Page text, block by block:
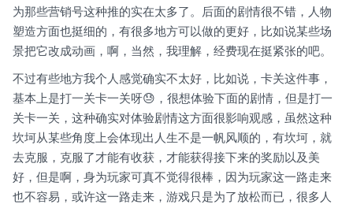
为那些营销号这种推的实在太多了。后面的剧情很不错，人物
塑造方面也挺细的，有很多地方可以做的更好，比如说某些场
景把它改成动画，啊，当然，我理解，经费现在挺紧张的吧。
不过有些地方我个人感觉确实不太好，比如说，卡关这件事，
基本上是打一关卡一关呀😓，很想体验下面的剧情，但是打一
关卡一关，这种确实对体验剧情这方面很影响观感，虽然这种
坎坷从某些角度上会体现出人生不是一帆风顺的，有坎坷，就
去克服，克服了才能有收获，才能获得接下来的奖励以及美
好，但是啊，身为玩家可真不觉得很棒，因为玩家这一路走来
也不容易，或许这一路走来，游戏只是为了放松而已，很多人